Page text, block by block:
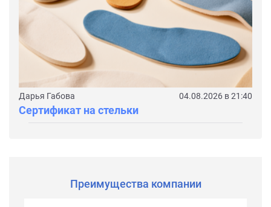
Дарья Габова 04.08.2026 в 21:40
Сертификат на стельки
Преимущества компании